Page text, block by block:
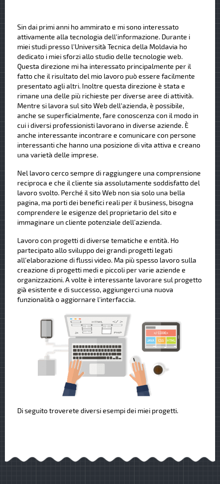
Sin dai primi anni ho ammirato e mi sono interessato
attivamente alla tecnologia dell'informazione. Durante i
miei studi presso l'Università Tecnica della Moldavia ho
dedicato i miei sforzi allo studio delle tecnologie web.
Questa direzione mi ha interessato principalmente per il
fatto che il risultato del mio lavoro può essere facilmente
presentato agli altri. Inoltre questa direzione è stata e
rimane una delle più richieste per diverse aree di attività.
Mentre si lavora sul sito Web dell'azienda, è possibile,
anche se superficialmente, fare conoscenza con il modo in
cui i diversi professionisti lavorano in diverse aziende. È
anche interessante incontrare e comunicare con persone
interessanti che hanno una posizione di vita attiva e creano
una varietà delle imprese.
Nel lavoro cerco sempre di raggiungere una comprensione
reciproca e che il cliente sia assolutamente soddisfatto del
lavoro svolto. Perché il sito Web non sia solo una bella
pagina, ma porti dei benefici reali per il business, bisogna
comprendere le esigenze del proprietario del sito e
immaginare un cliente potenziale dell’azienda.
Lavoro con progetti di diverse tematiche e entità. Ho
partecipato allo sviluppo dei grandi progetti legati
all'elaborazione di flussi video. Ma più spesso lavoro sulla
creazione di progetti medi e piccoli per varie aziende e
organizzazioni. A volte è interessante lavorare sul progetto
già esistente e di successo, aggiungerci una nuova
funzionalità o aggiornare l'interfaccia.
Di seguito troverete diversi esempi dei miei progetti.